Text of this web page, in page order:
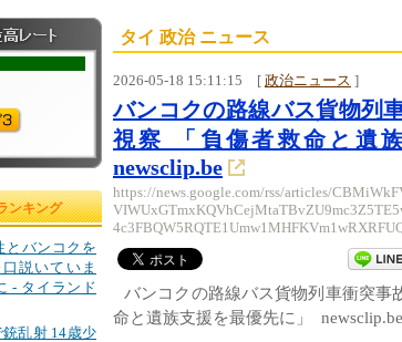
ンキング
とバンコクを
説いていま
- タイランド
乱射 14歳少
タイ 政治 ニュース
2026-05-18 15:11:15 [ 政治ニュース ]
バンコクの路線バス貨物列
視察 「負傷者救命と遺
newsclip.be
https://news.google.com/rss/articles/
バンコクの路線バス貨物列車衝突事
命と遺族支援を最優先に」 newsclip.be